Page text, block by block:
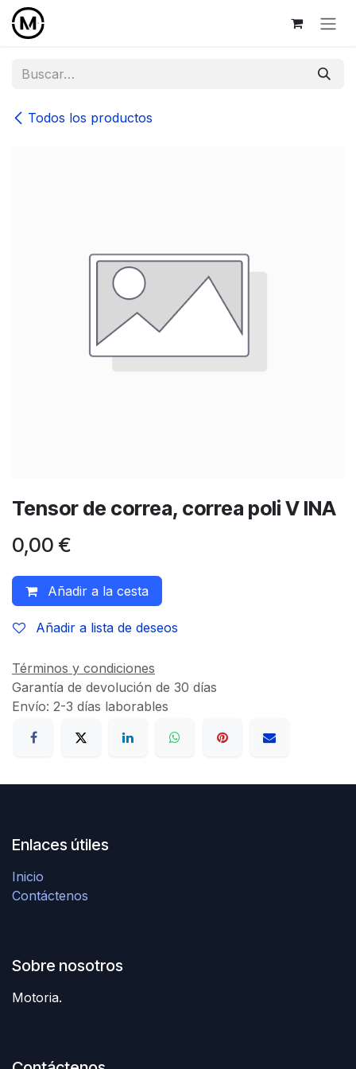
Ir al contenido
Todos los productos
Tensor de correa, correa poli V INA
0,00 €
Añadir a la cesta
Añadir a lista de deseos
Términos y condiciones
Garantía de devolución de 30 días
Envío: 2-3 días laborables
Enlaces útiles
Inicio
Contáctenos
Sobre nosotros
Motoria.